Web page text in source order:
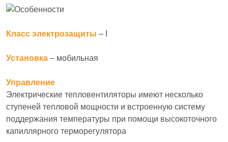
Класс электрозащиты –
Установка – мобильная
Управление
Электрические тепловентиляторы имеют несколько
ступеней тепловой мощности и встроенную систему
поддержания температуры при помощи высокоточного
капиллярного терморегулятора